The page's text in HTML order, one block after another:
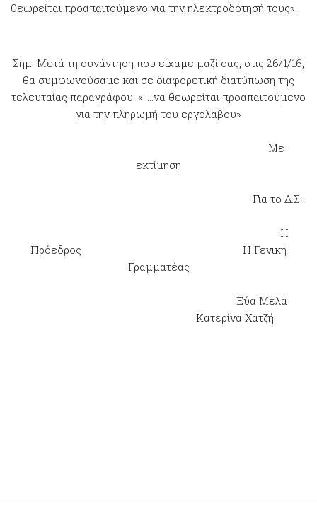
θεωρείται προαπαιτούμενο για την ηλεκτροδότησή τους».
Σημ. Μετά τη συνάντηση που είχαμε μαζί σας, στις 26/1/16,
θα συμφωνούσαμε και σε διαφορετική διατύπωση της
τελευταίας παραγράφου: «…..να θεωρείται προαπαιτούμενο
για την πληρωμή του εργολάβου»
Με
εκτίμηση
Για το Δ.Σ.
Η
Πρόεδρος Η Γενική
Γραμματέας
Εύα Μελά
Κατερίνα Χατζή